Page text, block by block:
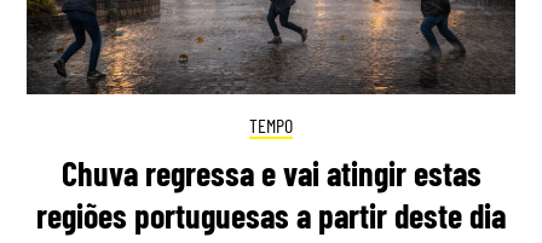
TEMPO
Chuva regressa e vai atingir estas
regiões portuguesas a partir deste dia